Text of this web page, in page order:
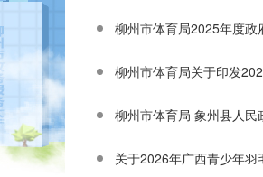
柳州市体育局2025年度政
柳州市体育局关于印发
柳州市体育局 象州县人民
关于2026年广西青少年